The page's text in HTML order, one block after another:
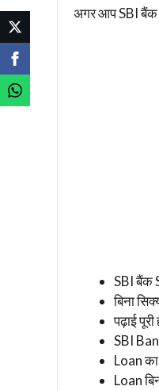
अगर आप SBI बैंक
SBI बैंक
बिना
पढ़ाई
SBI
Loan
Loan